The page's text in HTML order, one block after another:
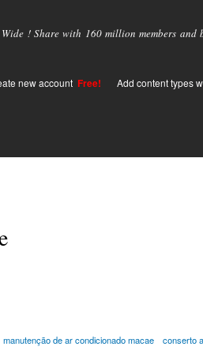
! Share with 160 million members
new account Free! Add content types
manutenção de ar condicionado macae
conserto